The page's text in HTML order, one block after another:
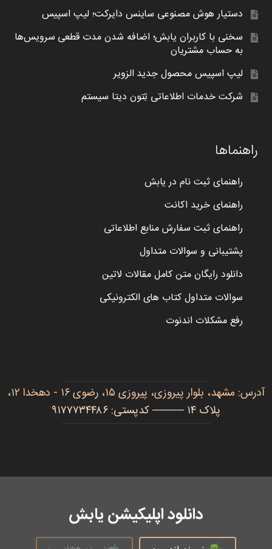
دستیار هوش مصنوعی ساینس دایرکت؛ لیپ اسپیس
سخنی با کاربران یابش؛ اضافه شدن مدت قطعی سرویس‌ها
به حساب مشتریان
لیپ اسپیس محصول جدید الزویر
شرکت خدمات اطلاعاتی تِتون دیتا سیستم
راهنماها
راهنمای ثبت نام در یابش
راهنمای خرید اکانت
راهنمای ثبت سفارش منابع اطلاعاتی
پشتیبانی و سوالات متداول
دانلود رایگان متن کامل مقالات لاتین
سوالات متداول کتاب های الکترونیکی
رفع مشکلات اندنوت
آدرس: مشهد، بلوار پیروزی، پیروزی ۱۵، رضوی ۱۶ - دهخدا ۱۲،
پلاک ۱۴ ──── کدپستی: ۹۱۷۷۷۳۴۴۸۶
دانلود اپلیکیشن یابش